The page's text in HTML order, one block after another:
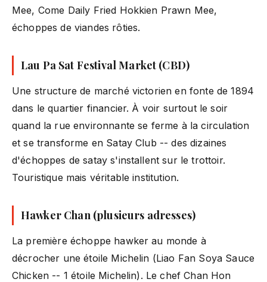
Mee, Come Daily Fried Hokkien Prawn Mee,
échoppes de viandes rôties.
Lau Pa Sat Festival Market (CBD)
Une structure de marché victorien en fonte de 1894
dans le quartier financier. À voir surtout le soir
quand la rue environnante se ferme à la circulation
et se transforme en Satay Club -- des dizaines
d'échoppes de satay s'installent sur le trottoir.
Touristique mais véritable institution.
Hawker Chan (plusieurs adresses)
La première échoppe hawker au monde à
décrocher une étoile Michelin (Liao Fan Soya Sauce
Chicken -- 1 étoile Michelin). Le chef Chan Hon